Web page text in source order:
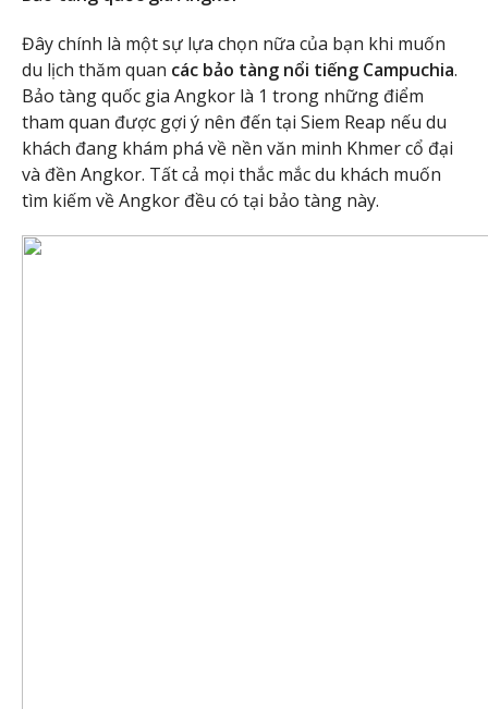
Đây chính là một sự lựa chọn nữa của bạn khi muốn
du lịch thăm quan các bảo tàng nổi tiếng Campuchia.
Bảo tàng quốc gia Angkor là 1 trong những điểm
tham quan được gợi ý nên đến tại Siem Reap nếu du
khách đang khám phá về nền văn minh Khmer cổ đại
và đền Angkor. Tất cả mọi thắc mắc du khách muốn
tìm kiếm về Angkor đều có tại bảo tàng này.